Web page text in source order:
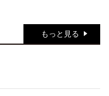
もっと見る